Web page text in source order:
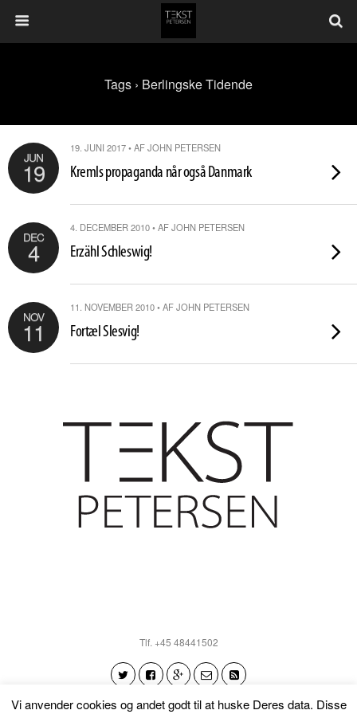
Tags › Berlingske Tidende
JUN
19
19. JUNI 2017 • AF JOHN PETERSEN
Kremls propaganda når også Danmark
DEC
4
4. DECEMBER 2010 • AF JOHN PETERSEN
Erzähl Schleswig!
NOV
11
11. NOVEMBER 2010 • AF JOHN PETERSEN
Fortæl Slesvig!
Tlf. +45 48441502
Vi anvender cookies og andet godt til at huske Deres data. Disse